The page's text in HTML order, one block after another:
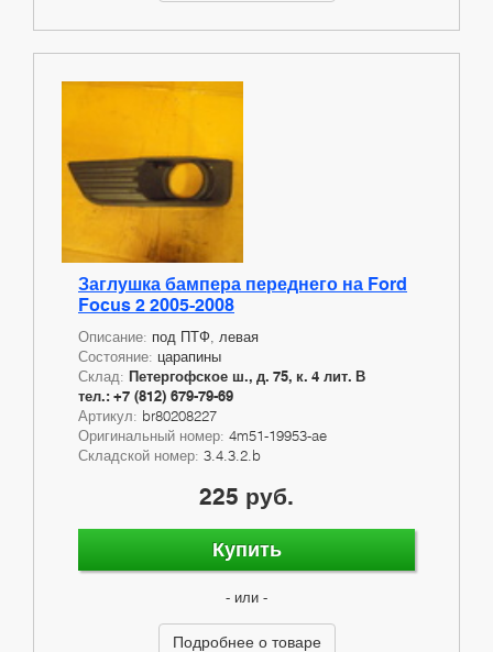
Заглушка бампера переднего на Ford
Focus 2 2005-2008
Описание: под ПТФ, левая
Состояние: царапины
Склад: Петергофское ш., д. 75, к. 4 лит. В
тел.: +7 (812) 679-79-69
Артикул: br80208227
Оригинальный номер: 4m51-19953-ae
Складской номер: 3.4.3.2.b
225 руб.
Купить
- или -
Подробнее о товаре